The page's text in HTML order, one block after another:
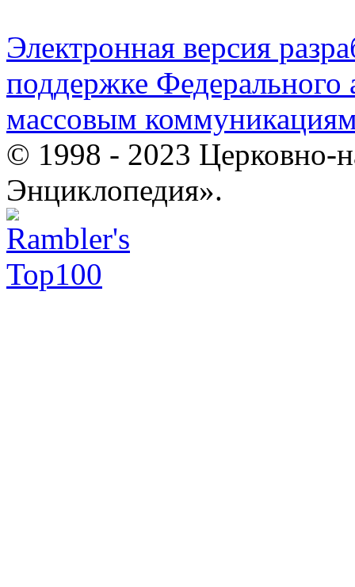
Электронная версия
поддержке Федерального
массовым
© 1998 - 2023 Церковно-
Энциклопедия».